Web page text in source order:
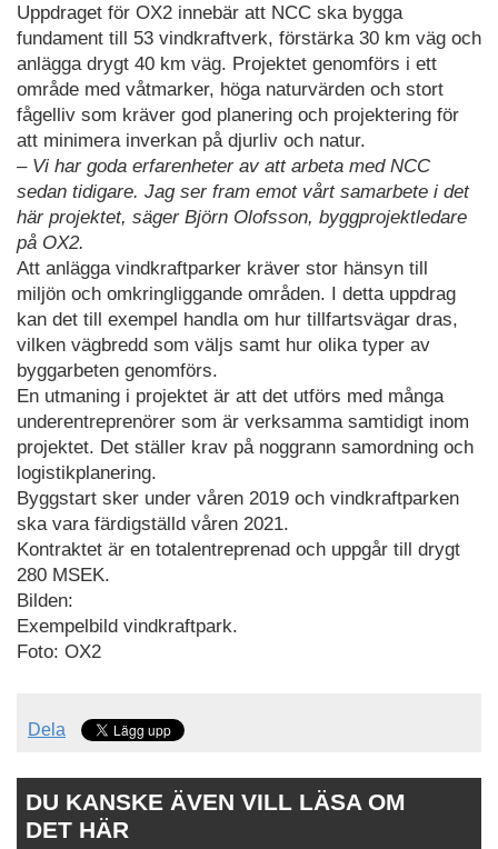
Uppdraget för OX2 innebär att NCC ska bygga
fundament till 53 vindkraftverk, förstärka 30 km väg och
anlägga drygt 40 km väg. Projektet genomförs i ett
område med våtmarker, höga naturvärden och stort
fågelliv som kräver god planering och projektering för
att minimera inverkan på djurliv och natur.
– Vi har goda erfarenheter av att arbeta med NCC
sedan tidigare. Jag ser fram emot vårt samarbete i det
här projektet, säger Björn Olofsson, byggprojektledare
på OX2.
Att anlägga vindkraftparker kräver stor hänsyn till
miljön och omkringliggande områden. I detta uppdrag
kan det till exempel handla om hur tillfartsvägar dras,
vilken vägbredd som väljs samt hur olika typer av
byggarbeten genomförs.
En utmaning i projektet är att det utförs med många
underentreprenörer som är verksamma samtidigt inom
projektet. Det ställer krav på noggrann samordning och
logistikplanering.
Byggstart sker under våren 2019 och vindkraftparken
ska vara färdigställd våren 2021.
Kontraktet är en totalentreprenad och uppgår till drygt
280 MSEK.
Bilden:
Exempelbild vindkraftpark.
Foto: OX2
Dela
DU KANSKE ÄVEN VILL LÄSA OM
DET HÄR